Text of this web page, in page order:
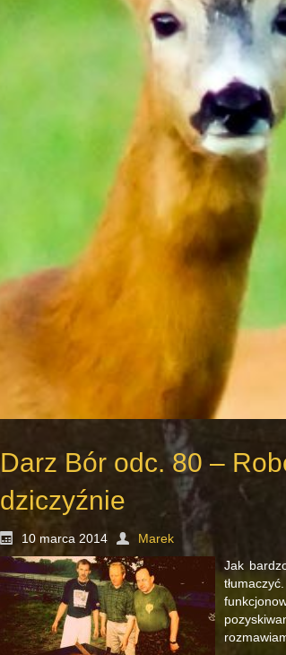
Darz Bór odc. 80 –
dziczyźnie
10 marca 2014
Marek
Jak